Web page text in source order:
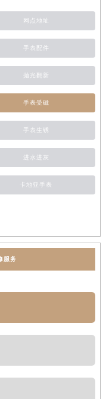
网点地址
手表配件
抛光翻新
手表受磁
手表生锈
进水进灰
卡地亚手表
服务